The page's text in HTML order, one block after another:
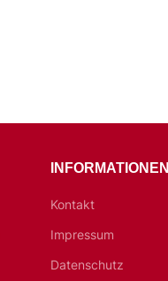
INFORMATIONEN
Kontakt
Impressum
Datenschutz